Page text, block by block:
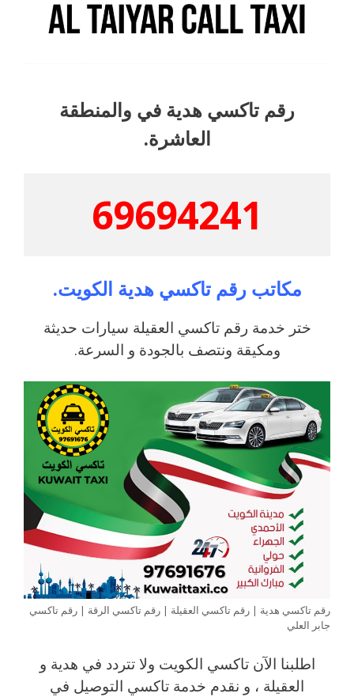
رقم تاكسي هدية في والمنطقة
العاشرة.
69694241
مكاتب رقم تاكسي هدية الكويت.
ختر خدمة رقم تاكسي العقيلة سيارات حديثة
ومكيقة ونتصف بالجودة و السرعة.
رقم تاكسي هدية | رقم تاكسي العقيلة | رقم تاكسي الرقة | رقم تاكسي
جابر العلي
اطلبنا الآن تاكسي الكويت ولا تتردد في هدية و
العقيلة ، و نقدم خدمة تاكسي التوصيل في